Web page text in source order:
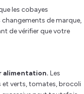
les cobayes
changements de marque,
de vérifier que votre
alimentation. Les
et verts, tomates, brocoli